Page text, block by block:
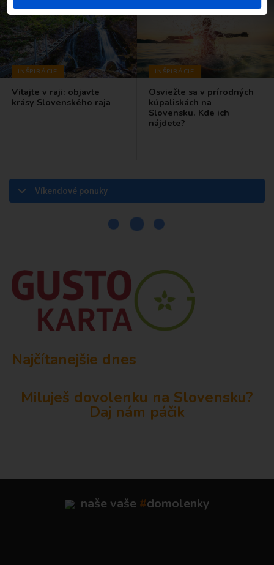
INŠPIRÁCIE
Vitajte v raji: objavte
krásy Slovenského raja
INŠPIRÁCIE
Osviežte sa v prírodných
kúpaliskách na
Slovensku. Kde ich
nájdete?
Víkendové ponuky
Najčítanejšie dnes
Miluješ dovolenku na Slovensku?
Daj nám páčik
naše vaše #domolenky